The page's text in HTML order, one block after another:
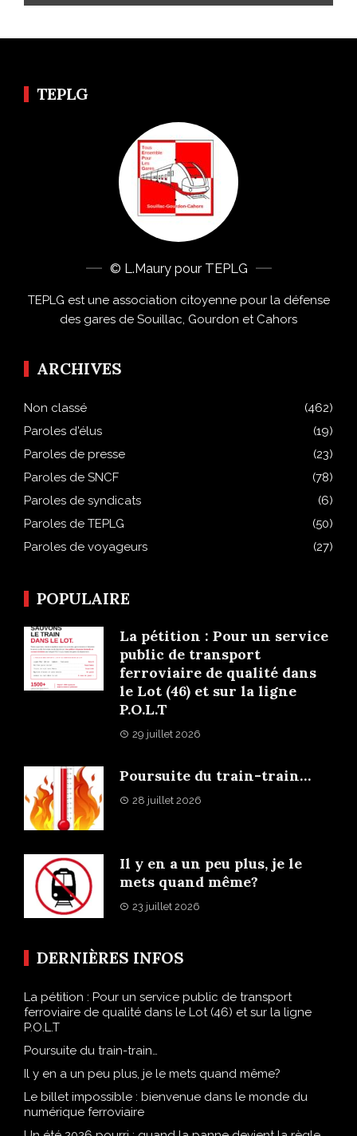
TEPLG
© L.Maury pour TEPLG
TEPLG est une association citoyenne pour la défense
des gares de Souillac, Gourdon et Cahors
ARCHIVES
Non classé
(462)
Paroles d'élus
(19)
Paroles de presse
(23)
Paroles de SNCF
(78)
Paroles de syndicats
(6)
Paroles de TEPLG
(50)
Paroles de voyageurs
(27)
POPULAIRE
La pétition : Pour un service
public de transport
ferroviaire de qualité dans
le Lot (46) et sur la ligne
P.O.L.T
29 juillet 2026
Poursuite du train-train…
28 juillet 2026
Il y en a un peu plus, je le
mets quand même?
23 juillet 2026
DERNIÈRES INFOS
La pétition : Pour un service public de transport
ferroviaire de qualité dans le Lot (46) et sur la ligne
P.O.L.T
Poursuite du train-train…
Il y en a un peu plus, je le mets quand même?
Le billet impossible : bienvenue dans le monde du
numérique ferroviaire